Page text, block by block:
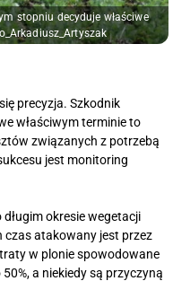
stopniu decyduje właściwe
precyzja. Szkodnik
właściwym terminie to
związanych z potrzebą
jest monitoring
okresie wegetacji
czas atakowany jest przez
w plonie spowodowane
a niekiedy są przyczyną